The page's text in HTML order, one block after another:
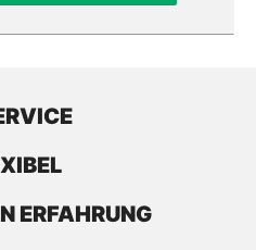
ERFAHRUNG